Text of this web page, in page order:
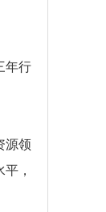
年行
源领
，